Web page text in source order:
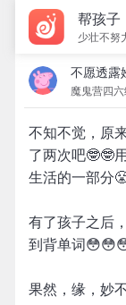
帮孩子
少壮不努
不愿透露
魔鬼营四六
不知不觉，原
了两次吧🤓🤓
生活的一部分
有了孩子之后
到背单词
果然，缘，妙